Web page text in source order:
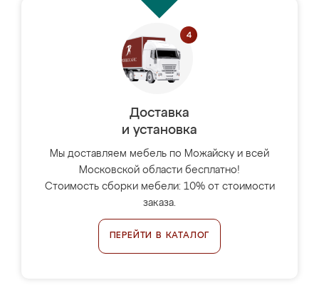
Доставка
и установка
Мы доставляем мебель по Можайску и всей
Московской области бесплатно!
Стоимость сборки мебели: 10% от стоимости
заказа.
ПЕРЕЙТИ В КАТАЛОГ